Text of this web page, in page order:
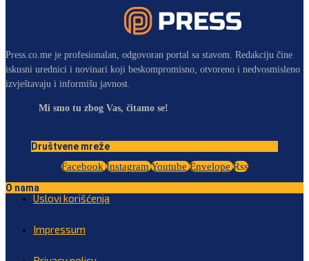
Press.co.me je profesionalan, odgovoran portal sa stavom. Redakciju čine
iskusni urednici i novinari koji beskompromisno, otvoreno i nedvosmisleno
izvještavaju i informišu javnost.
Mi smo tu zbog Vas, čitamo se!
Društvene mreže
Facebook InstagramYoutube Envelope Rss
O nama
Uslovi korišćenja
Impressum